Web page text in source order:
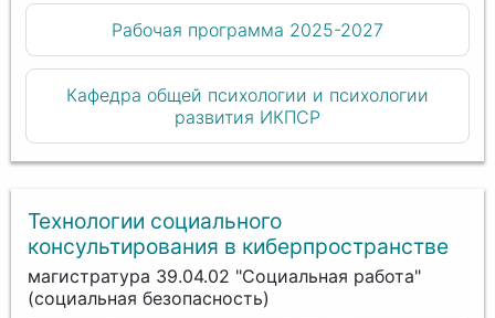
Рабочая программа 2025-2027
Кафедра общей психологии и психологии
развития ИКПСР
Технологии социального
консультирования в киберпространстве
магистратура 39.04.02 "Социальная работа"
(социальная безопасность)